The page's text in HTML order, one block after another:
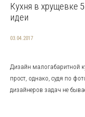
Кухня в хрущевке
идеи
03.04.2017
Дизайн малогабаритной
прост, однако, судя по
дизайнеров задач не